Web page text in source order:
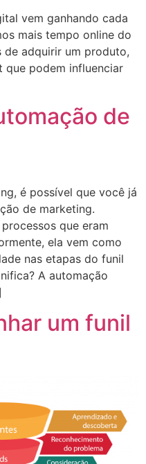
vem ganhando cada
mais tempo online do
de adquirir um produto,
que podem influenciar
de
é possível que você já
de marketing.
que eram
ela vem como
nas etapas do funil
A automação
um funil